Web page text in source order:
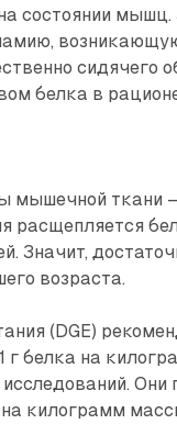
состоянии мышц.
сидячего
белка в
мышечной ткани
расщепляется
Значит,
возраста.
(DGE)
г белка на
Они
на килограмм